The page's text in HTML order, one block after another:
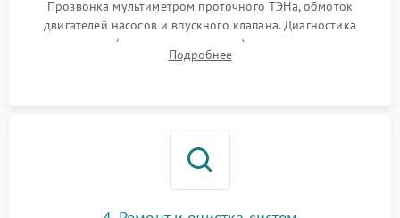
Прозвонка мультиметром проточного ТЭНа, обмоток
двигателей насосов и впускного клапана. Диагностика
прессостата (датчика уровня воды), датчика мутности,
концевика дверцы и электронного модуля управления.
Подробнее